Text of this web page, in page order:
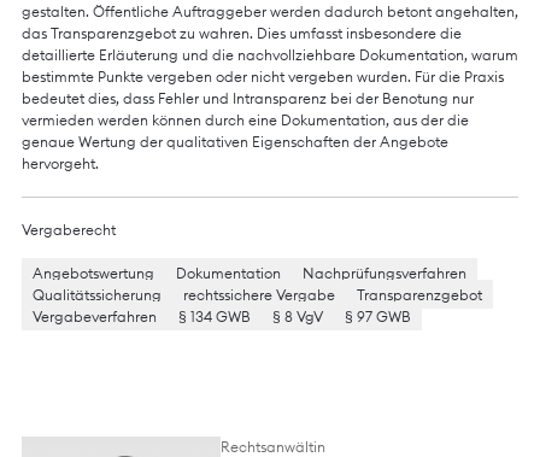
gestalten. Öffentliche Auftraggeber werden dadurch betont angehalten,
das Transparenzgebot zu wahren. Dies umfasst insbesondere die
detaillierte Erläuterung und die nachvollziehbare Dokumentation, warum
bestimmte Punkte vergeben oder nicht vergeben wurden. Für die Praxis
bedeutet dies, dass Fehler und Intransparenz bei der Benotung nur
vermieden werden können durch eine Dokumentation, aus der die
genaue Wertung der qualitativen Eigenschaften der Angebote
hervorgeht.
Vergaberecht
Angebotswertung Dokumentation
Nachprüfungsverfahren
Qualitätssicherung
rechtssichere Vergabe
Transparenzgebot
Vergabeverfahren
§ 134 GWB § 8 VgV § 97 GWB
Rechtsanwältin